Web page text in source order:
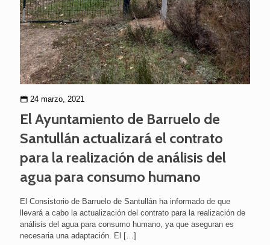
24 marzo, 2021
El Ayuntamiento de Barruelo de
Santullán actualizará el contrato
para la realización de análisis del
agua para consumo humano
El Consistorio de Barruelo de Santullán ha informado de que
llevará a cabo la actualización del contrato para la realización de
análisis del agua para consumo humano, ya que aseguran es
necesaria una adaptación. El
[…]